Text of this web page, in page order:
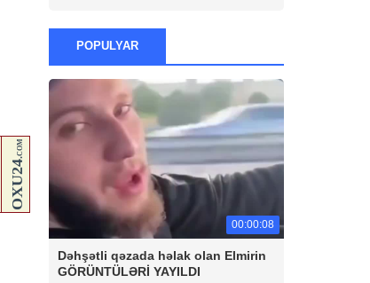
POPULYAR
00:00:08
Dəhşətli qəzada həlak olan Elmirin
GÖRÜNTÜLƏRİ YAYILDI